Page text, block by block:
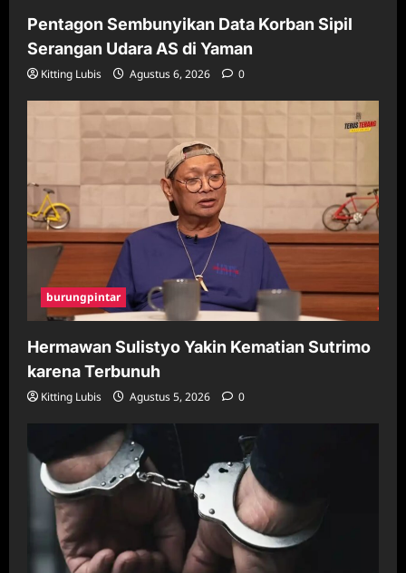
Pentagon Sembunyikan Data Korban Sipil
Serangan Udara AS di Yaman
Kitting Lubis Agustus 6, 2026 0
burungpintar
Hermawan Sulistyo Yakin Kematian Sutrimo
karena Terbunuh
Kitting Lubis Agustus 5, 2026 0